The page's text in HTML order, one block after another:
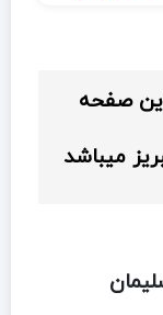
صفحه
میباشد